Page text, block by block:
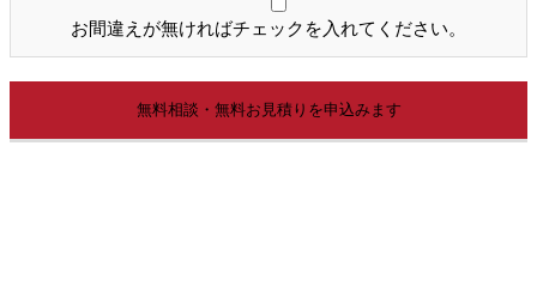
お間違えが無ければチェックを入れてください。